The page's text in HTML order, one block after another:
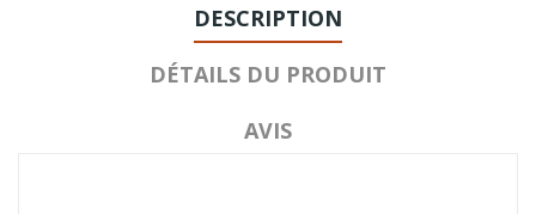
DESCRIPTION
DÉTAILS DU PRODUIT
AVIS